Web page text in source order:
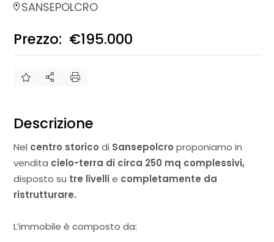
SANSEPOLCRO
Prezzo: €195.000
Descrizione
Nel centro storico di Sansepolcro proponiamo in
vendita cielo-terra di circa 250 mq complessivi,
disposto su tre livellie completamente da
ristrutturare.
L’immobile è composto da: